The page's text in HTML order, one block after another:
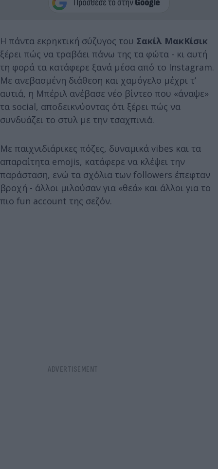
Η πάντα εκρηκτική σύζυγος του Σακίλ ΜακΚίσικ
ξέρει πώς να τραβάει πάνω της τα φώτα - κι αυτή
τη φορά τα κατάφερε ξανά μέσα από το Instagram.
Με ανεβασμένη διάθεση και χαμόγελο μέχρι τ’
αυτιά, η Μπέριλ ανέβασε νέο βίντεο που «άναψε»
τα social, αποδεικνύοντας ότι ξέρει πώς να
συνδυάζει το στυλ με την τσαχπινιά.
Με παιχνιδιάρικες πόζες, δυναμικά vibes και τα
απαραίτητα emojis, κατάφερε να κλέψει την
παράσταση, ενώ τα σχόλια των followers έπεφταν
βροχή - άλλοι μιλούσαν για «θεά» και άλλοι για το
πιο fun account της σεζόν.